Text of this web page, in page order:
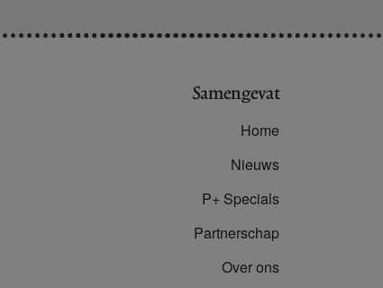
Samengevat
Home
Nieuws
P+ Specials
Partnerschap
Over ons